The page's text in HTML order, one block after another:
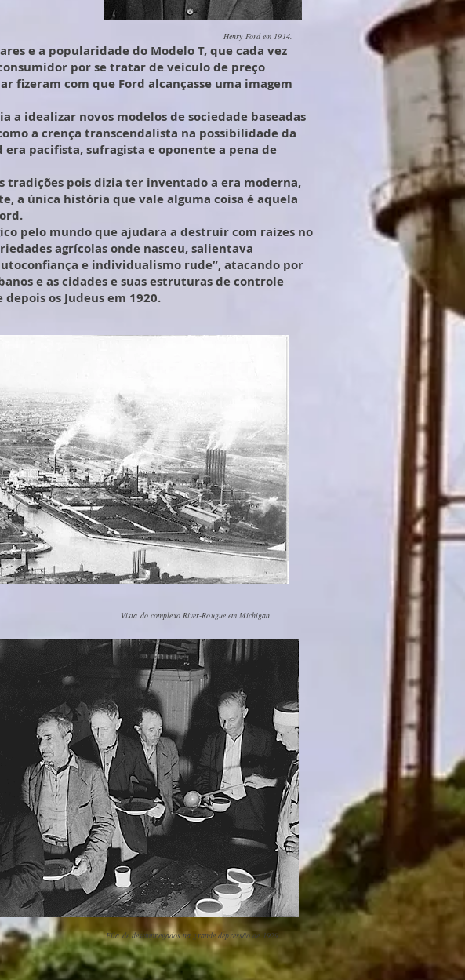
Henry Ford em 1914.
e a popularidade do Modelo T, que cada vez
por se tratar de veiculo de preço
fizeram com que Ford alcançasse uma imagem
a idealizar novos modelos de sociedade baseadas
a crença transcendalista na possibilidade da
era pacifista, sufragista e oponente a pena de
tradições pois dizia ter inventado a era moderna,
a única história que vale alguma coisa é aquela
pelo mundo que ajudara a destruir com raizes no
agrícolas onde nasceu, salientava
e individualismo rude”, atacando por
e as cidades e suas estruturas de controle
os Judeus em 1920.
Vista do complexo River-Rougue em Michigan
Fila de desempregados na grande depressão de 1929